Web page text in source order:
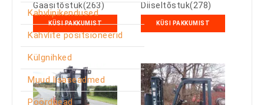
Kahvlipikendused
Kahvlite positsioneerid
Külgnihked
Muud lisaseadmed
Pöördpead
Gaasitõstuk(263)
KÜSI PAKKUMIST
Diiseltõstuk(278)
KÜSI PAKKUMIST